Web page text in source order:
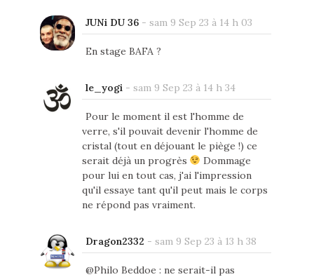
JUNi DU 36- sam 9 Sep 23 à 14 h 03
En stage BAFA ?
le_yogi - sam 9 Sep 23 à 14 h 34
Pour le moment il est l'homme de
verre, s'il pouvait devenir l'homme de
cristal (tout en déjouant le piège !) ce
serait déjà un progrès
Dommage
pour lui en tout cas, j'ai l'impression
qu'il essaye tant qu'il peut mais le corps
ne répond pas vraiment.
Dragon2332 - sam 9 Sep 23 à 13 h 38
@Philo Beddoe : ne serait-il pas